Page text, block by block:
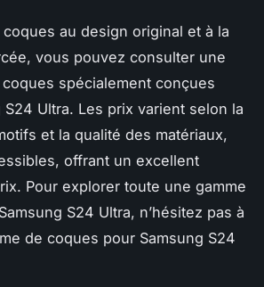
au design original et à la
vous pouvez consulter une
spécialement conçues
S24 Ultra. Les prix varient selon la
et la qualité des matériaux,
offrant un excellent
Pour explorer toute une gamme
S24 Ultra, n’hésitez pas à
de coques pour Samsung S24